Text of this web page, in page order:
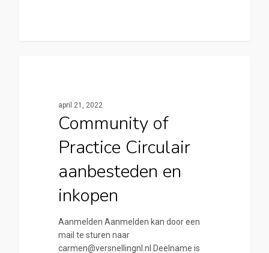
april 21, 2022
Community of
Practice Circulair
aanbesteden en
inkopen
Aanmelden Aanmelden kan door een
mail te sturen naar
carmen@versnellingnl.nl Deelname is